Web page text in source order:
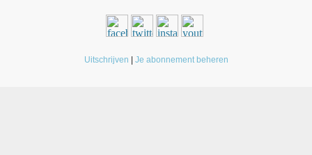
Uitschrijven Je abonnement beheren